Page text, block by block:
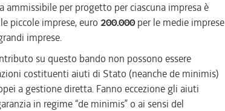
ammissibile per progetto per ciascuna impresa è
piccole imprese, euro 200.000per le medie imprese
imprese.
su questo bando non possono essere
costituenti aiuti di Stato (neanche de minimis)
a gestione diretta. Fanno eccezione gli aiuti
in regime “de minimis” o ai sensi del